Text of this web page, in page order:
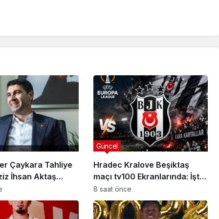
Çaykara Tahliye
İhsan Aktaş
Yeni Gelişme
Hradec Kralove Beşiktaş
maçı tv100 Ekranlarında: İşte
Karşılaşmanın Detayları
Güncel
8 saat önce
Güncel
Utku Caner Çaykara
Tahliye Kararı: Aziz İhsan
Aktaş Davasında Yeni